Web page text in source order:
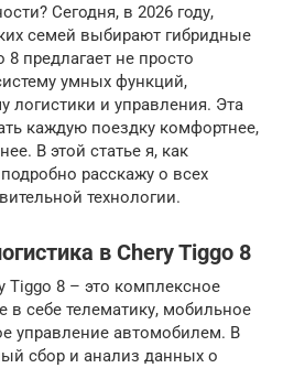
Сегодня, в 2026 году,
семей выбирают гибридные
предлагает не просто
умных функций,
логистики и управления. Эта
каждую поездку комфортнее,
В этой статье я, как
расскажу о всех
технологии.
в Chery Tiggo 8
Tiggo 8 – это комплексное
себе телематику, мобильное
управление автомобилем. В
сбор и анализ данных о